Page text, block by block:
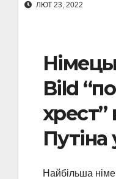
ЛЮТ 23, 2022
Bild
хрест”
Путіна
Найбільша